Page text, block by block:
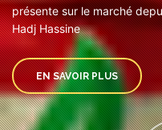
présente sur le marché
Hadj Hassine
EN SAVOIR PLUS